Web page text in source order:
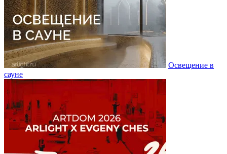
Освещение в
сауне